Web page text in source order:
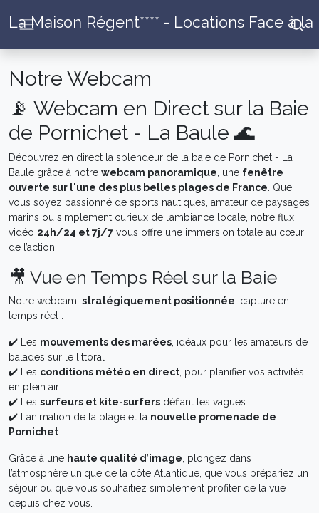
La Maison Régent**** - Locations Face à
Notre Webcam
📡 Webcam en Direct sur la Baie
de Pornichet - La Baule 🌊
Découvrez en direct la splendeur de la baie de Pornichet - La
Baule grâce à notre webcam panoramique , une fenêtre
ouverte sur l'une des plus belles plages de France . Que
vous soyez passionné de sports nautiques, amateur de paysages
marins ou simplement curieux de l’ambiance locale, notre flux
vidéo 24h/24 et 7j/7 vous offre une immersion totale au cœur
de l’action.
🎥 Vue en Temps Réel sur la Baie
Notre webcam, stratégiquement positionnée , capture en
temps réel :
✔️ Les mouvements des marées , idéaux pour les amateurs de
balades sur le littoral
✔️ Les conditions météo en direct , pour planifier vos activités
en plein air
✔️ Les surfeurs et kite-surfers défiant les vagues
✔️ L’animation de la plage et la nouvelle promenade de
Pornichet
Grâce à une haute qualité d’image , plongez dans
l’atmosphère unique de la côte Atlantique, que vous prépariez un
séjour ou que vous souhaitiez simplement profiter de la vue
depuis chez vous.